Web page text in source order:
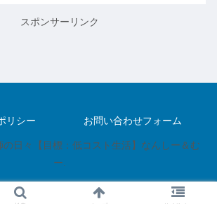
スポンサーリンク
リシー お問い合わせフォーム
日々【目標：低コスト生活】なんしー＆む
ー.